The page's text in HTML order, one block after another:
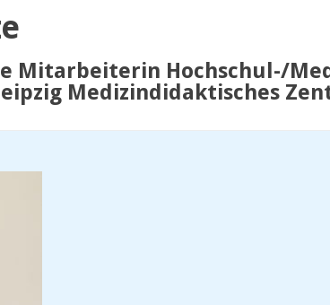
Mitarbeiterin Hochschul-/
Medizindidaktisches